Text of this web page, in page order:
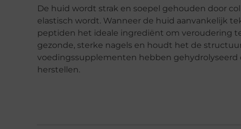
De huid wordt strak en soepel gehouden door
elastisch wordt. Wanneer de huid aanvankelijk
peptiden het ideale ingrediënt om veroudering
gezonde, sterke nagels en houdt het de
voedingssupplementen hebben
herstellen.